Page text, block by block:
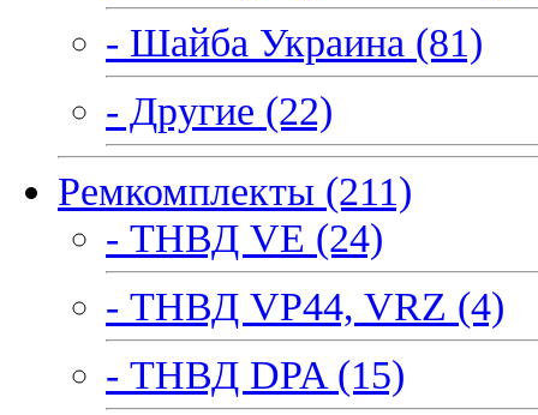
- Шайба Украина (81)
- Другие (22)
Ремкомплекты (211)
- ТНВД VE (24)
- ТНВД VP44, VRZ (4)
- ТНВД DPA (15)